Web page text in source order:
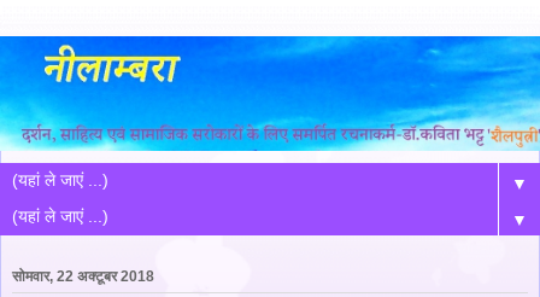
▼
▼
सोमवार, 22 अक्टूबर 2018